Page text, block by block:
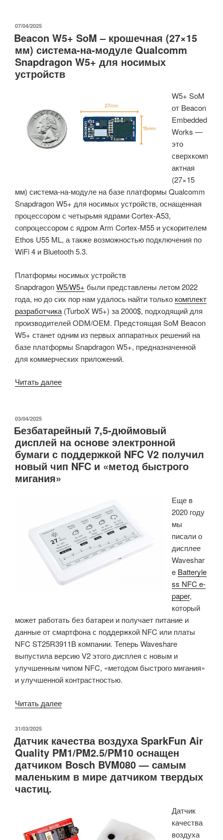
монитор
качества
воздуха
с
Bluetooth
LE
на
Paper
дисплея
(краудфандинг)»
ОПУБЛИКОВАНО
07/04/2025
Beacon W5+ SoM – крошечная (27×15
мм) система-на-модуле Qualcomm
Snapdragon W5+ для носимых
устройств
W5+ SoM
от Beacon
Embedded
Works —
это
сверхкомп
актная
(27×15
мм) система-на-модуле на базе платформы Qualcomm
Snapdragon W5+ для носимых устройств, оснащенная
процессором с четырьмя ядрами Cortex-A53,
сопроцессором с ядром Arm Cortex-M55 и ускорителем
Ethos U55 ML, а также возможностью подключения по
WiFi 4 и Bluetooth 5.3.
Платформы носимых устройств
SnapdragonW5/W5+ были представлены летом 2022
года, но до сих пор нам удалось найти только комплект
разработчика (TurboX W5+) за 2000$, подходящий для
производителей ODM/OEM. Предстоящая SoM Beacon
W5+ станет одним из первых аппаратных решений на
базе платформы Snapdragon W5+, предназначенной
для коммерческих приложений.
Читать далее«Beacon
крошечная
(27×15
мм)
система-
Snapdragon
W5+
для
носимых
устройств»
ОПУБЛИКОВАНО
03/04/2025
Безбатарейный 7,5-дюймовый
дисплей на основе электронной
бумаги с поддержкой NFC V2 получил
новый чип NFC и «метод быстрого
мигания»
Еще в
2020 году
мы
писали о
дисплее
Waveshar
e Batteryle
ss NFC e-
paper,
который
может работать без батареи и получает питание и
данные от смартфона с поддержкой NFC или платы
NFC ST25R3911B компании. Теперь Waveshare
выпустила версию V2 этого дисплея с новым и
улучшенным чипом NFC, «методом быстрого мигания»
и улучшенной контрастностью.
Читать далее«Безбатарейный
дисплей
на
основе
электронной
NFC
V2
ОПУБЛИКОВАНО
31/03/2025
Датчик качества воздуха SparkFun Air
Quality PM1/PM2.5/PM10 оснащен
датчиком Bosch BVM080 — самым
маленьким в мире датчиком твердых
частиц.
Датчик
качества
воздуха